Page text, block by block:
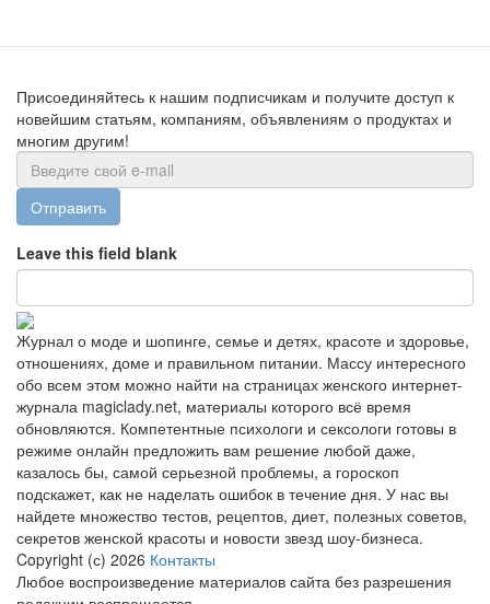
Присоединяйтесь к нашим подписчикам и получите доступ к
новейшим статьям, компаниям, объявлениям о продуктах и
многим другим!
Отправить
Leave this field blank
Журнал о моде и шопинге, семье и детях, красоте и здоровье,
отношениях, доме и правильном питании. Массу интересного
обо всем этом можно найти на страницах женского интернет-
журнала magiclady.net, материалы которого всё время
обновляются. Компетентные психологи и сексологи готовы в
режиме онлайн предложить вам решение любой даже,
казалось бы, самой серьезной проблемы, а гороскоп
подскажет, как не наделать ошибок в течение дня. У нас вы
найдете множество тестов, рецептов, диет, полезных советов,
секретов женской красоты и новости звезд шоу-бизнеса.
Copyright (с) 2026 Контакты
Любое воспроизведение материалов сайта без разрешения